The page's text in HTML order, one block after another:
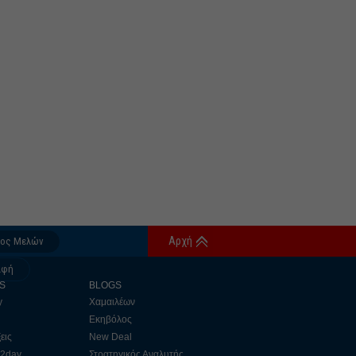
Μελών Αρχή
BLOGS
Χαμαιλέων
Εκηβόλος
New Deal